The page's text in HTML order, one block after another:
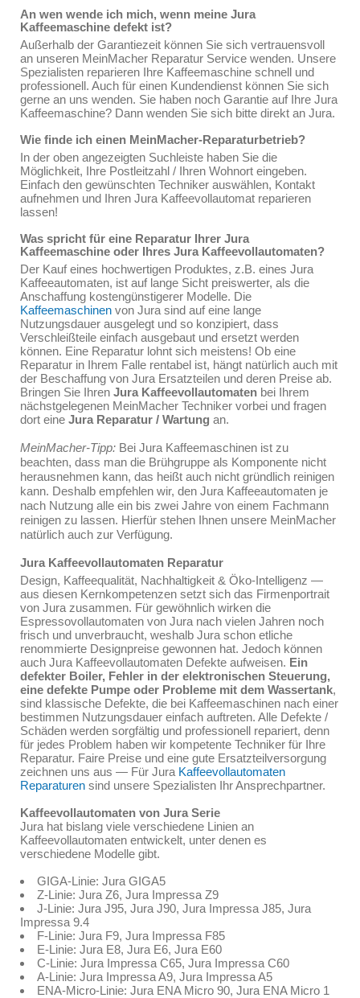
An wen wende ich mich, wenn meine Jura
Kaffeemaschine defekt ist?
Außerhalb der Garantiezeit können Sie sich vertrauensvoll
an unseren MeinMacher Reparatur Service wenden. Unsere
Spezialisten reparieren Ihre Kaffeemaschine schnell und
professionell. Auch für einen Kundendienst können Sie sich
gerne an uns wenden. Sie haben noch Garantie auf Ihre Jura
Kaffeemaschine? Dann wenden Sie sich bitte direkt an Jura.
Wie finde ich einen MeinMacher-Reparaturbetrieb?
In der oben angezeigten Suchleiste haben Sie die
Möglichkeit, Ihre Postleitzahl / Ihren Wohnort eingeben.
Einfach den gewünschten Techniker auswählen, Kontakt
aufnehmen und Ihren Jura Kaffeevollautomat reparieren
lassen!
Was spricht für eine Reparatur Ihrer Jura
Kaffeemaschine oder Ihres Jura Kaffeevollautomaten?
Der Kauf eines hochwertigen Produktes, z.B. eines Jura
Kaffeeautomaten, ist auf lange Sicht preiswerter, als die
Anschaffung kostengünstigerer Modelle. Die
Kaffeemaschinen von Jura sind auf eine lange
Nutzungsdauer ausgelegt und so konzipiert, dass
Verschleißteile einfach ausgebaut und ersetzt werden
können. Eine Reparatur lohnt sich meistens! Ob eine
Reparatur in Ihrem Falle rentabel ist, hängt natürlich auch mit
der Beschaffung von Jura Ersatzteilen und deren Preise ab.
Bringen Sie Ihren Jura Kaffeevollautomaten bei Ihrem
nächstgelegenen MeinMacher Techniker vorbei und fragen
dort eine Jura Reparatur / Wartung an.
MeinMacher-Tipp: Bei Jura Kaffeemaschinen ist zu
beachten, dass man die Brühgruppe als Komponente nicht
herausnehmen kann, das heißt auch nicht gründlich reinigen
kann. Deshalb empfehlen wir, den Jura Kaffeeautomaten je
nach Nutzung alle ein bis zwei Jahre von einem Fachmann
reinigen zu lassen. Hierfür stehen Ihnen unsere MeinMacher
natürlich auch zur Verfügung.
Jura Kaffeevollautomaten Reparatur
Design, Kaffeequalität, Nachhaltigkeit & Öko-Intelligenz —
aus diesen Kernkompetenzen setzt sich das Firmenportrait
von Jura zusammen. Für gewöhnlich wirken die
Espressovollautomaten von Jura nach vielen Jahren noch
frisch und unverbraucht, weshalb Jura schon etliche
renommierte Designpreise gewonnen hat. Jedoch können
auch Jura Kaffeevollautomaten Defekte aufweisen. Ein
defekter Boiler, Fehler in der elektronischen Steuerung,
eine defekte Pumpe oder Probleme mit dem Wassertank,
sind klassische Defekte, die bei Kaffeemaschinen nach einer
bestimmen Nutzungsdauer einfach auftreten. Alle Defekte /
Schäden werden sorgfältig und professionell repariert, denn
für jedes Problem haben wir kompetente Techniker für Ihre
Reparatur. Faire Preise und eine gute Ersatzteilversorgung
zeichnen uns aus — Für Jura Kaffeevollautomaten
Reparaturen sind unsere Spezialisten Ihr Ansprechpartner.
Kaffeevollautomaten von Jura Serie
Jura hat bislang viele verschiedene Linien an
Kaffeevollautomaten entwickelt, unter denen es
verschiedene Modelle gibt.
GIGA-Linie: Jura GIGA5
Z-Linie: Jura Z6, Jura Impressa Z9
J-Linie: Jura J95, Jura J90, Jura Impressa J85, Jura
Impressa 9.4
F-Linie: Jura F9, Jura Impressa F85
E-Linie: Jura E8, Jura E6, Jura E60
C-Linie: Jura Impressa C65, Jura Impressa C60
A-Linie: Jura Impressa A9, Jura Impressa A5
ENA-Micro-Linie: Jura ENA Micro 90, Jura ENA Micro 1